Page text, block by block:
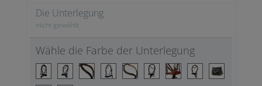
Die Unterlegung
nicht gewählt
Wähle die Farbe der Unterlegung